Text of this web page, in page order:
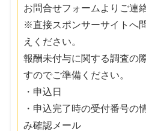
お問合せフォームよりご連
※直接スポンサーサイトへ
えください。
報酬未付与に関する調査の
すのでご準備ください。
・申込日
・申込完了時の受付番号の
み確認メール